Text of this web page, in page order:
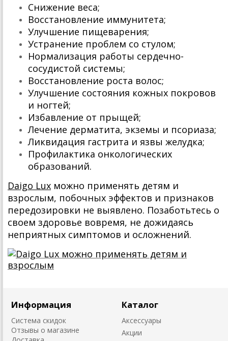
Снижение веса;
Восстановление иммунитета;
Улучшение пищеварения;
Устранение проблем со стулом;
Нормализация работы сердечно-
сосудистой системы;
Восстановление роста волос;
Улучшение состояния кожных покровов
и ногтей;
Избавление от прыщей;
Лечение дерматита, экземы и псориаза;
Ликвидация гастрита и язвы желудка;
Профилактика онкологических
образований.
Daigo Lux можно применять детям и
взрослым, побочных эффектов и признаков
передозировки не выявлено. Позаботьтесь о
своем здоровье вовремя, не дожидаясь
неприятных симптомов и осложнений.
Информация
Система скидок
Отзывы о магазине
Каталог
Аксессуары
Акции